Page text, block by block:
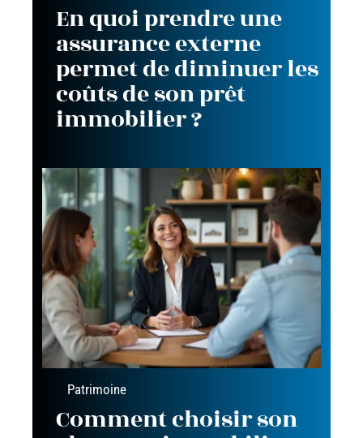
En quoi prendre une
assurance externe
permet de diminuer les
coûts de son prêt
immobilier ?
Patrimoine
Comment choisir son